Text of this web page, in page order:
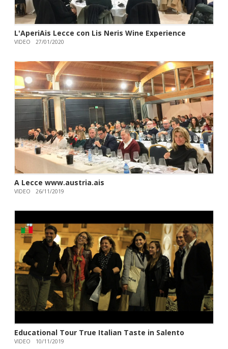
L'AperiAis Lecce con Lis Neris Wine Experience
VIDEO 27/01/2020
A Lecce www.austria.ais
VIDEO 26/11/2019
Educational Tour True Italian Taste in Salento
VIDEO 10/11/2019